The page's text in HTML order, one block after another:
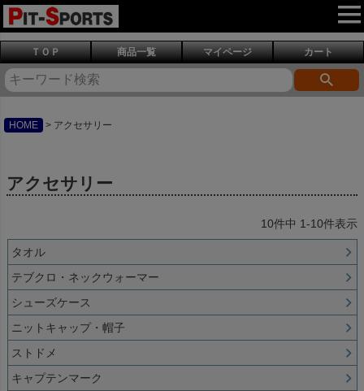
ＴＯＰ 商品一覧 マイページ カート
HOME アクセサリー
アクセサリー
10件中 1-10件表示
タオル
テブクロ・ネックウォーマー
シューズケース
ニットキャップ・帽子
ストドメ
キャプテンマーク